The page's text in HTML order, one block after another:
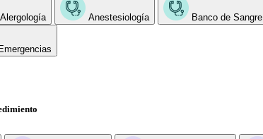
Alergología Anestesiología Banco de Sangre